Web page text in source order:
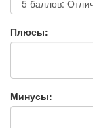
Плюсы:
Минусы: